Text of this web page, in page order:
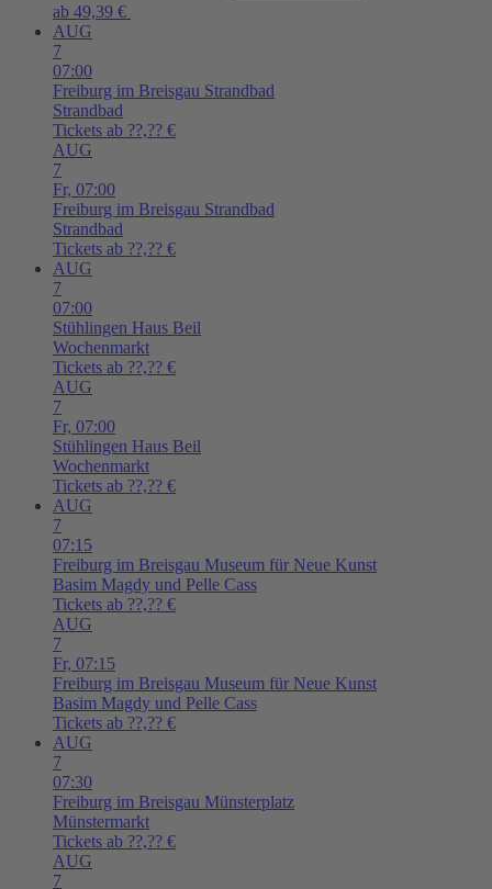
ab 49,39 €
AUG
7
07:00
Freiburg im Breisgau Strandbad
Strandbad
Tickets ab ??,?? €
AUG
7
Fr, 07:00
Freiburg im Breisgau Strandbad
Strandbad
Tickets ab ??,?? €
AUG
7
07:00
Stühlingen Haus Beil
Wochenmarkt
Tickets ab ??,?? €
AUG
7
Fr, 07:00
Stühlingen Haus Beil
Wochenmarkt
Tickets ab ??,?? €
AUG
7
07:15
Freiburg im Breisgau Museum für Neue Kunst
Basim Magdy und Pelle Cass
Tickets ab ??,?? €
AUG
7
Fr, 07:15
Freiburg im Breisgau Museum für Neue Kunst
Basim Magdy und Pelle Cass
Tickets ab ??,?? €
AUG
7
07:30
Freiburg im Breisgau Münsterplatz
Münstermarkt
Tickets ab ??,?? €
AUG
7